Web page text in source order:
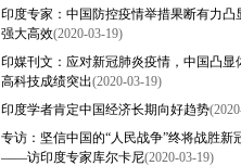
印度专家：中国防控疫情举措果断有力凸
强大高效(2020-03-19)
印媒刊文：应对新冠肺炎疫情，中国凸显
高科技成绩突出(2020-03-19)
印度学者肯定中国经济长期向好趋势
专访：坚信中国的“人民战争”终将战胜新
——访印度专家库尔卡尼(2020-03-19)